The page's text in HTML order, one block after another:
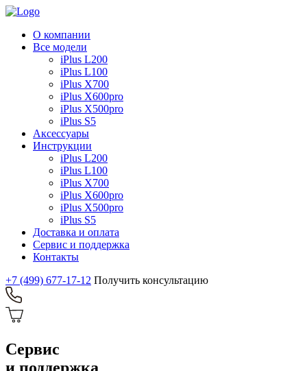
О компании
Все модели
iPlus L200
iPlus L100
iPlus X700
iPlus X600pro
iPlus X500pro
iPlus S5
Аксессуары
Инструкции
iPlus L200
iPlus L100
iPlus X700
iPlus X600pro
iPlus X500pro
iPlus S5
Доставка и оплата
Сервис и поддержка
Контакты
+7 (499) 677-17-12 Получить консультацию
Сервис